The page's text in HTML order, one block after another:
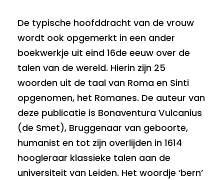
De typische hoofddracht van de vrouw
wordt ook opgemerkt in een ander
boekwerkje uit eind 16de eeuw over de
talen van de wereld. Hierin zijn 25
woorden uit de taal van Roma en Sinti
opgenomen, het Romanes. De auteur van
deze publicatie is Bonaventura Vulcanius
(de Smet), Bruggenaar van geboorte,
humanist en tot zijn overlijden in 1614
hoogleraar klassieke talen aan de
universiteit van Leiden. Het woordje ‘bern’